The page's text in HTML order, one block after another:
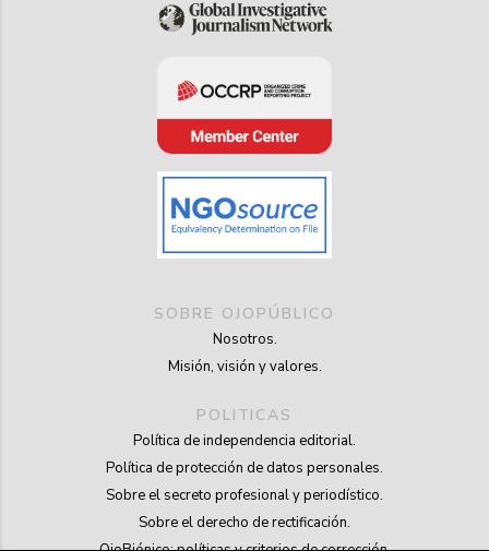
SOBRE OJOPÚBLICO
Nosotros.
Misión, visión y valores.
POLITICAS
Política de independencia editorial.
Política de protección de datos personales.
Sobre el secreto profesional y periodístico.
Sobre el derecho de rectificación.